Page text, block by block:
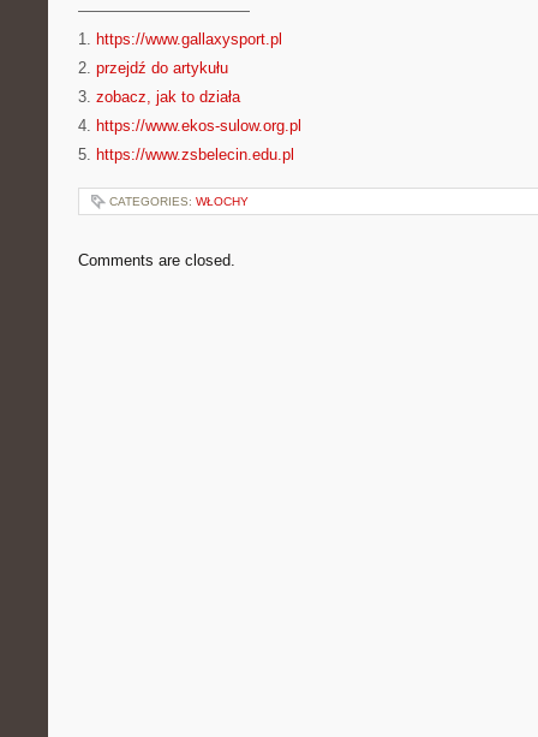
———————————
1. https://www.gallaxysport.pl
2. przejdź do artykułu
3. zobacz, jak to działa
4. https://www.ekos-sulow.org.pl
5. https://www.zsbelecin.edu.pl
CATEGORIES: WŁOCHY
Comments are closed.